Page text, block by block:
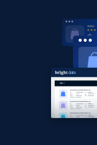
Home Depot US -
specified URL
URL, Domain,
Sku, Product id,
and more.